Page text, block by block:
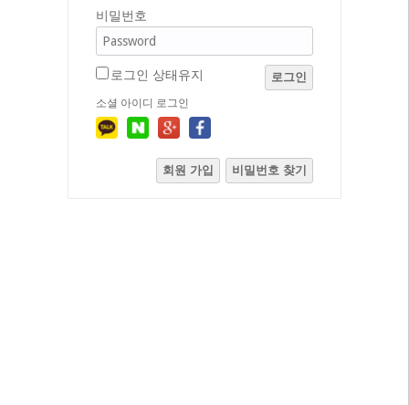
비밀번호
로그인 상태유지 로그인
소셜 아이디 로그인
회원 가입 비밀번호 찾기